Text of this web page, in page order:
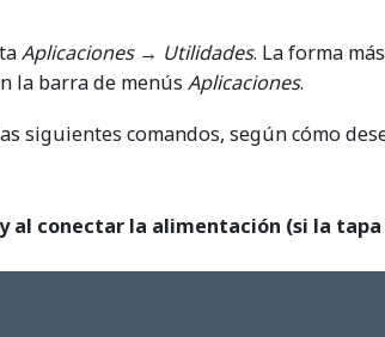
Aplicaciones → Utilidades. La forma más
la barra de menús Aplicaciones.
siguientes comandos, según cómo
al conectar la alimentación (si la